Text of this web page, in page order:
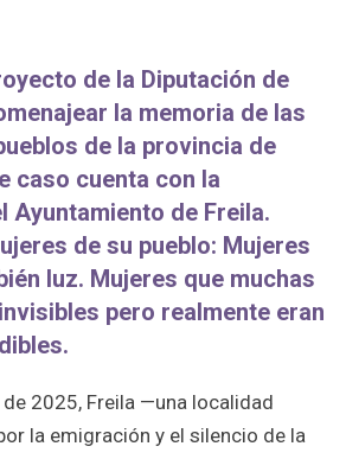
de la Diputación de
la memoria de las
de la provincia de
caso cuenta con la
Ayuntamiento de Freila.
de su pueblo: Mujeres
luz. Mujeres que muchas
pero realmente eran
2025, Freila —una localidad
la emigración y el silencio de la